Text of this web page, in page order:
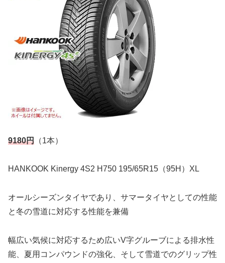
9180円 （1本）
HANKOOK Kinergy 4S2 H750 195/65R15（95H）XL
オールシーズンタイヤであり、サマータイヤとしての性能
と冬の雪道に対応する性能を兼備
幅広い気候に対応するため広いV字グルーブによる排水性
能、夏用コンパウンドの強化、そして雪道でのグリップ性